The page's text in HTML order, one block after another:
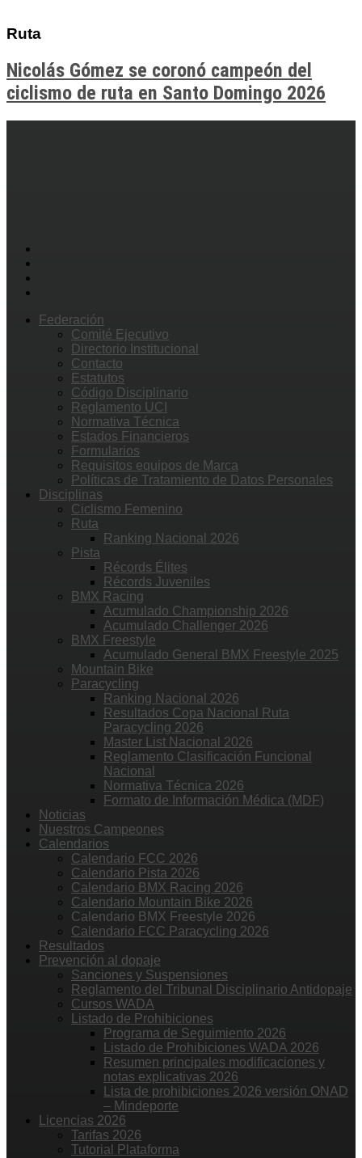
Ruta
Nicolás Gómez se coronó campeón del
ciclismo de ruta en Santo Domingo 2026
Federación
Comité Ejecutivo
Directorio Institucional
Contacto
Estatutos
Código Disciplinario
Reglamento UCI
Normativa Técnica
Estados Financieros
Formularios
Requisitos equipos de Marca
Políticas de Tratamiento de Datos Personales
Disciplinas
Ciclismo Femenino
Ruta
Ranking Nacional 2026
Pista
Récords Élites
Récords Juveniles
BMX Racing
Acumulado Championship 2026
Acumulado Challenger 2026
BMX Freestyle
Acumulado General BMX Freestyle 2025
Mountain Bike
Paracycling
Ranking Nacional 2026
Resultados Copa Nacional Ruta
Paracycling 2026
Master List Nacional 2026
Reglamento Clasificación Funcional
Nacional
Normativa Técnica 2026
Formato de Información Médica (MDF)
Noticias
Nuestros Campeones
Calendarios
Calendario FCC 2026
Calendario Pista 2026
Calendario BMX Racing 2026
Calendario Mountain Bike 2026
Calendario BMX Freestyle 2026
Calendario FCC Paracycling 2026
Resultados
Prevención al dopaje
Sanciones y Suspensiones
Reglamento del Tribunal Disciplinario Antidopaje
Cursos WADA
Listado de Prohibiciones
Programa de Seguimiento 2026
Listado de Prohibiciones WADA 2026
Resumen principales modificaciones y
notas explicativas 2026
Lista de prohibiciones 2026 versión ONAD
– Mindeporte
Licencias 2026
Tarifas 2026
Tutorial Plataforma